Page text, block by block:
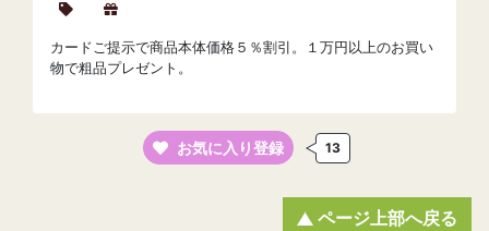
カードご提示で商品本体価格５％割引。１万円以上のお買い
物で粗品プレゼント。
お気に入り登録 13
ページ上部へ戻る